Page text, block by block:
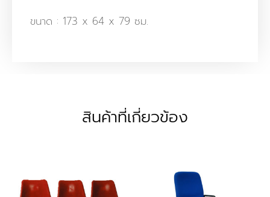
ขนาด : 173 x 64 x 79 ซม.
สินค้าที่เกี่ยวข้อง